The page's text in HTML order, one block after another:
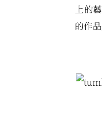
上的
的作